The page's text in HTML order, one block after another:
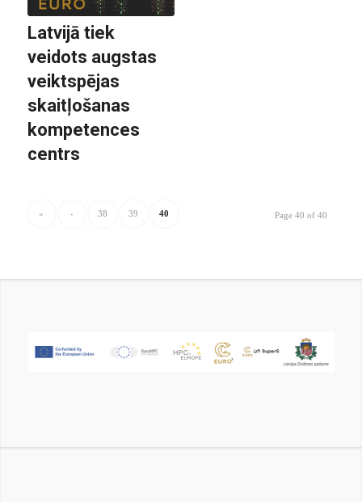
Latvijā tiek
veidots augstas
veiktspējas
skaitļošanas
kompetences
centrs
Page 40 of 40
« ‹ 38 39 40